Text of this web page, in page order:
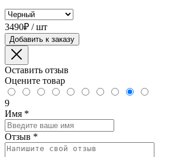
3490₽ / шт
Добавить к заказу
Оставить отзыв
Оцените товар
9
Имя *
Отзыв *